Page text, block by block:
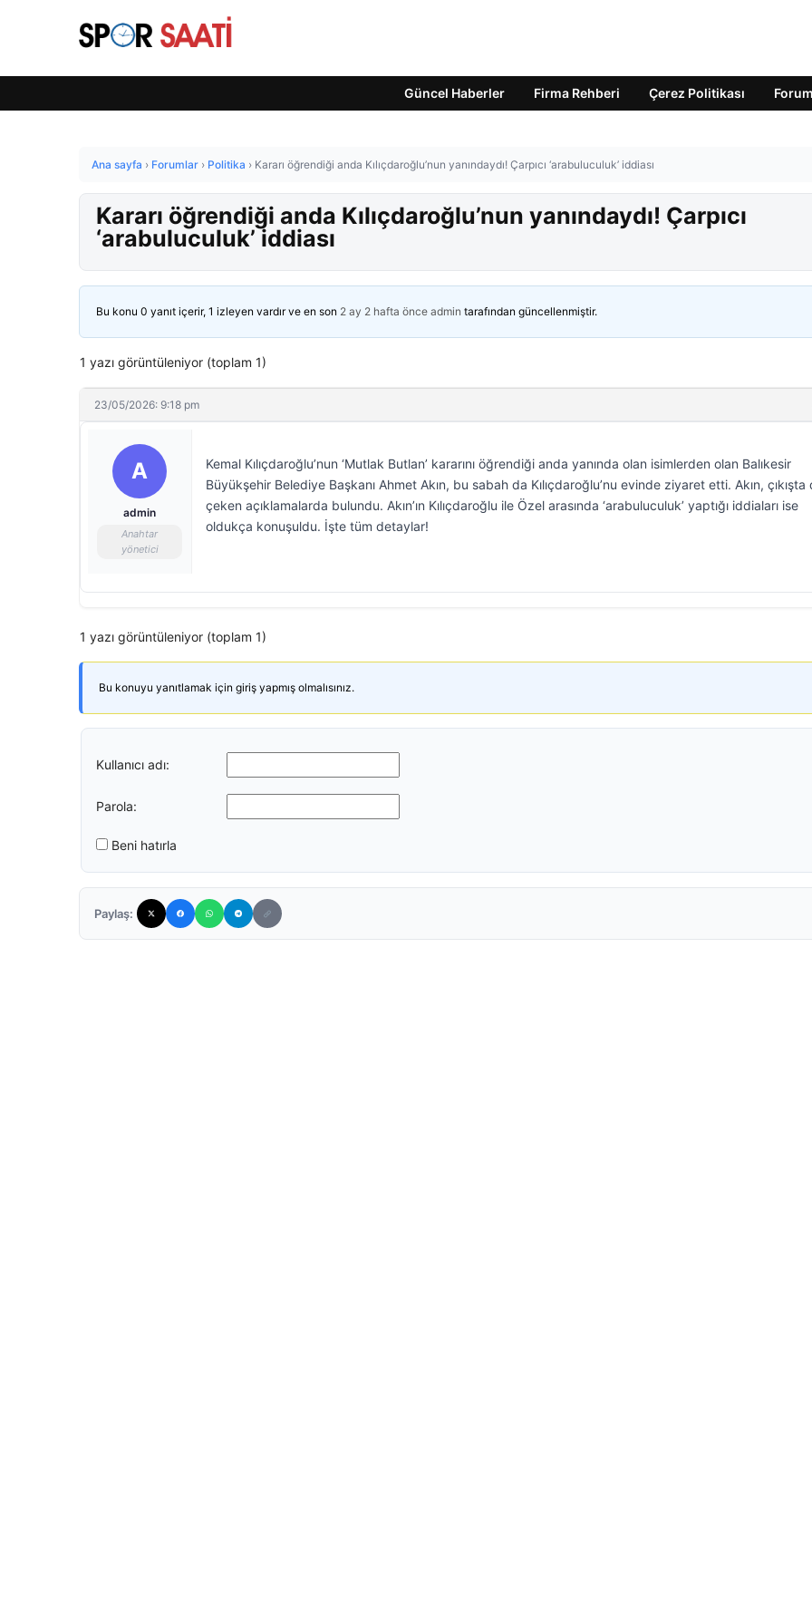
Güncel Haberler Firma Rehberi Çerez Politikası Forum
Ana sayfa › Forumlar › Politika › Kararı öğrendiği anda Kılıçdaroğlu’nun yanındaydı! Çarpıcı ‘arabuluculuk’ iddiası
Kararı öğrendiği anda Kılıçdaroğlu’nun yanındaydı! Çarpıcı
‘arabuluculuk’ iddiası
Bu konu 0 yanıt içerir, 1 izleyen vardır ve en son 2 ay 2 hafta önce admin tarafından güncellenmiştir.
1 yazı görüntüleniyor (toplam 1)
23/05/2026: 9:18 pm
A
admin
Anahtar
yönetici
Kemal Kılıçdaroğlu’nun ‘Mutlak Butlan’ kararını öğrendiği anda yanında olan isimlerden olan Balıkesir
Büyükşehir Belediye Başkanı Ahmet Akın, bu sabah da Kılıçdaroğlu’nu evinde ziyaret etti. Akın,
çeken açıklamalarda bulundu. Akın’ın Kılıçdaroğlu ile Özel arasında ‘arabuluculuk’ yaptığı iddiaları ise
oldukça konuşuldu. İşte tüm detaylar!
1 yazı görüntüleniyor (toplam 1)
Bu konuyu yanıtlamak için giriş yapmış olmalısınız.
Kullanıcı adı:
Parola:
Beni hatırla
Paylaş: